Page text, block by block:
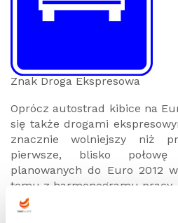
Znak Droga Ekspresowa
Oprócz autostrad kibice na
się także drogami
znacznie wolniejszy niż
pierwsze, blisko połowę
planowanych do Euro 2012
temu z harmonogramu
się znacznie wolniej niż